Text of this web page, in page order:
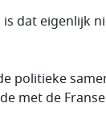
is dat eigenlijk
politieke
met de